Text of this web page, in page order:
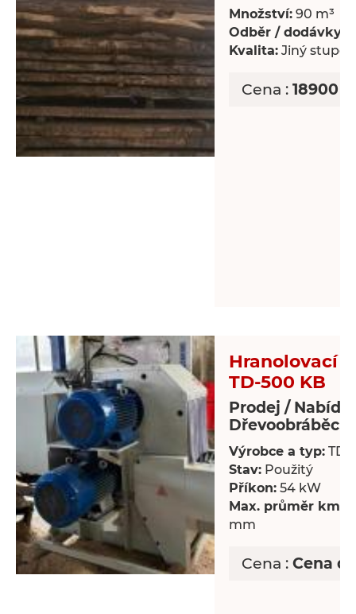
Množství: 90 m³
Odběr / dodávky:
Kvalita: Jiný
Cena : 18900
Hranolovací
TD-500 KB
Prodej /
Dřevoobráběcí
Výrobce a typ: TD-
Stav: Použitý
Příkon: 54 kW
Max. průměr
mm
Cena : Cena